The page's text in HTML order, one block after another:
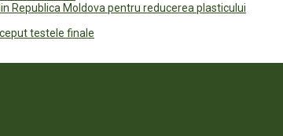
Republica Moldova pentru reducerea plasticului
testele finale